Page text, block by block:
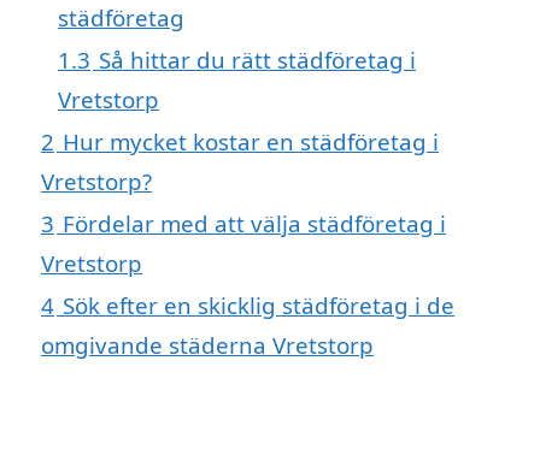
städföretag
1.3 Så hittar du rätt städföretag i
Vretstorp
2 Hur mycket kostar en städföretag i
Vretstorp?
3 Fördelar med att välja städföretag i
Vretstorp
4 Sök efter en skicklig städföretag i de
omgivande städerna Vretstorp